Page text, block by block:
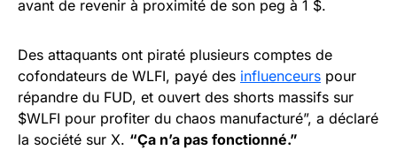
avant de revenir à proximité de son peg à 1 $.
Des attaquants ont piraté plusieurs comptes de
cofondateurs de WLFI, payé des influenceurs pour
répandre du FUD, et ouvert des shorts massifs sur
$WLFI pour profiter du chaos manufacturé”, a déclaré
la société sur X. “Ça n’a pas fonctionné.”